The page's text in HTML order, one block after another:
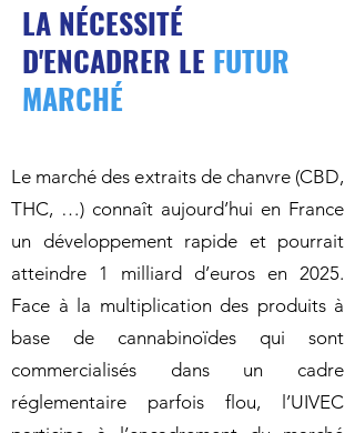
LA NÉCESSITÉ
D'ENCADRER LE FUTUR
MARCHÉ
Le marché des extraits de chanvre (CBD,
THC, …) connaît aujourd’hui en France
un développement rapide et pourrait
atteindre 1 milliard d’euros en 2025.
Face à la multiplication des produits à
base de cannabinoïdes qui sont
commercialisés dans un cadre
réglementaire parfois flou, l’UIVEC